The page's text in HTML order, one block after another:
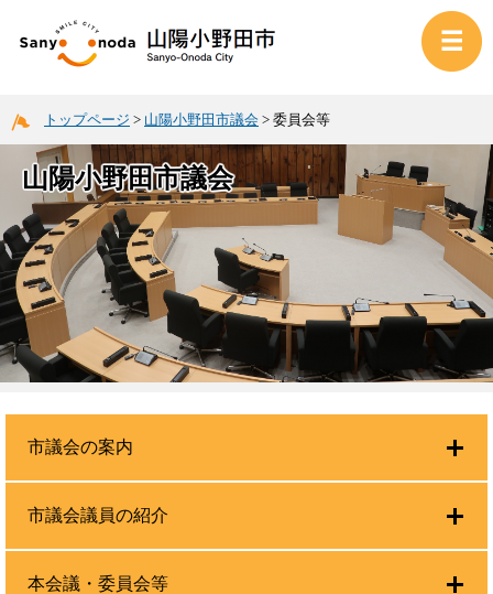
トップページ > 山陽小野田市議会 > 委員会等
山陽小野田市議会
市議会の案内
市議会議員の紹介
本会議・委員会等